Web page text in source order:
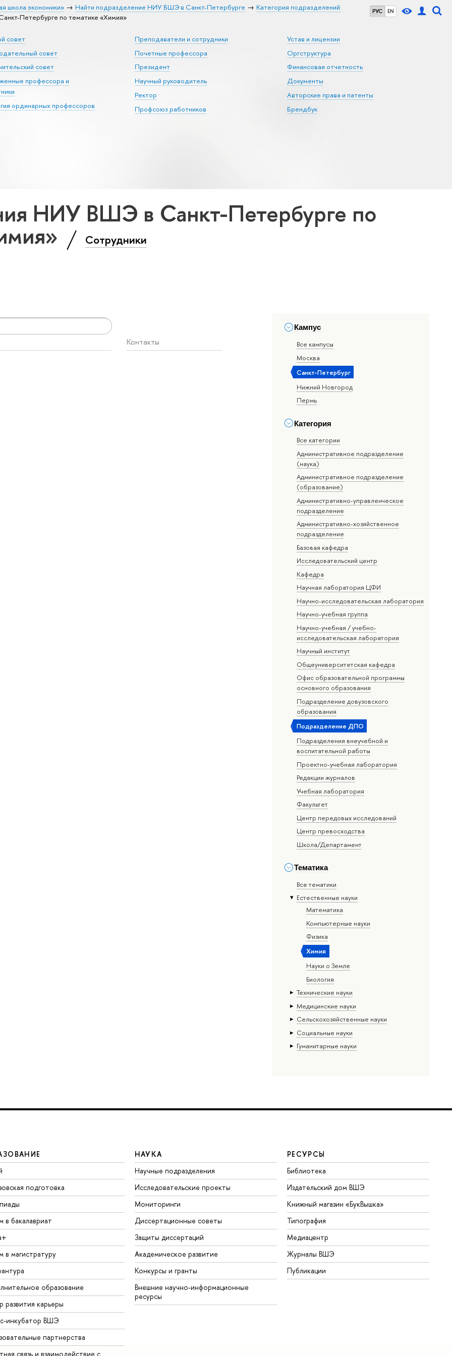
РУС EN
школа экономики» Найти подразделение НИУ ВШЭ в Санкт-Петербурге
Категория подразделений:
Петербурге по тематике «Химия»
совет
совет
совет
профессора и
ординарных профессоров
Преподаватели и сотрудники
Почетные профессора
Президент
Научный руководитель
Ректор
Профсоюз работников
Устав и лицензии
Оргструктура
Финансовая отчетность
Документы
Авторские права и патенты
Брендбук
НИУ ВШЭ в Санкт-Петербурге по
Сотрудники
Кампус
Все кампусы
Москва
Санкт-Петербург
Нижний Новгород
Пермь
Категория
Все категории
Административное подразделение
(наука)
Административное подразделение
(образование)
Административно-управленческое
подразделение
Административно-хозяйственное
подразделение
Базовая кафедра
Исследовательский центр
Кафедра
Научная лаборатория ЦФИ
Научно-исследовательская лаборатория
Научно-учебная группа
Научно-учебная / учебно-
исследовательская лаборатория
Научный институт
Общеуниверситетская кафедра
Офис образовательной программы
основного образования
Подразделение довузовского
образования
Подразделение ДПО
Подразделения внеучебной и
воспитательной работы
Проектно-учебная лаборатория
Редакции журналов
Учебная лаборатория
Факультет
Центр передовых исследований
Центр превосходства
Школа/Департамент
Тематика
Все тематики
Естественные науки
Математика
Компьютерные науки
Физика
Химия
Науки о Земле
Биология
Тех­ничес­кие науки
Медицинские науки
Сельскохозяйственные науки
Социальные науки
Гуманитарные науки
Контакты
подготовка
в бакалавриат
в магистратуру
образование
развития карьеры
инкубатор ВШЭ
партнерства
связь и взаимодействие с
НАУКА
Научные подразделения
Исследовательские проекты
Мониторинги
Диссертационные советы
Защиты диссертаций
Академическое развитие
Конкурсы и гранты
Внешние научно-информационные
ресурсы
РЕСУРСЫ
Библиотека
Издательский дом ВШЭ
Книжный магазин «БукВышка»
Типография
Медиацентр
Журналы ВШЭ
Публикации